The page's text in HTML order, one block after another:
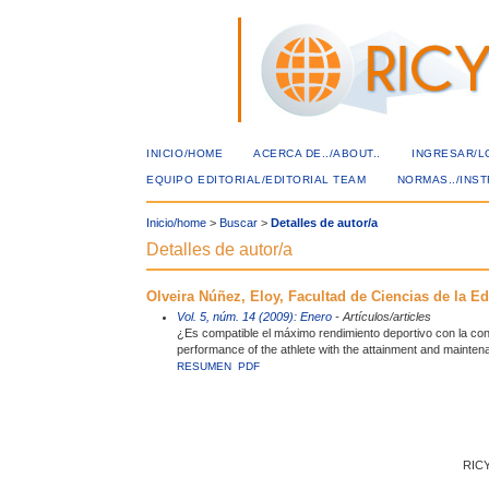
INICIO/HOME ACERCA DE../ABOUT.. INGRESAR/
EQUIPO EDITORIAL/EDITORIAL TEAM NORMAS../
Inicio/home >Buscar >Detalles de autor/a
Detalles de autor/a
Olveira Núñez, Eloy, Facultad de Ciencias de la
Vol. 5, núm. 14 (2009): Enero - Artículos/articles
¿Es compatible el máximo rendimiento deportivo con la
performance of the athlete with the attainment and
RESUMEN PDF